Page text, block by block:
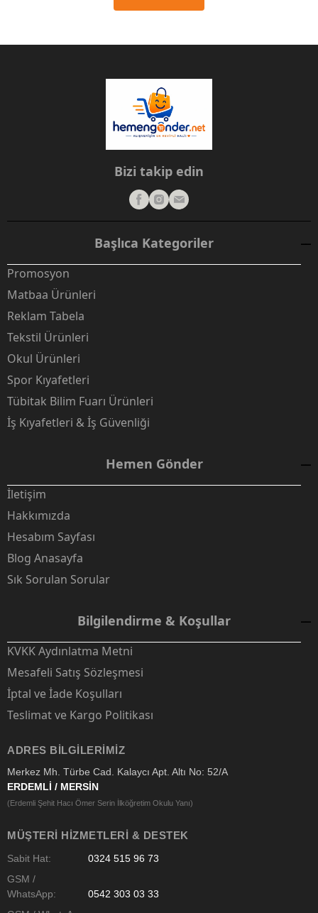
Bizi takip edin
Başlıca Kategoriler
Promosyon
Matbaa Ürünleri
Reklam Tabela
Tekstil Ürünleri
Okul Ürünleri
Spor Kıyafetleri
Tübitak Bilim Fuarı Ürünleri
İş Kıyafetleri & İş Güvenliği
Hemen Gönder
İletişim
Hakkımızda
Hesabım Sayfası
Blog Anasayfa
Sık Sorulan Sorular
Bilgilendirme & Koşullar
KVKK Aydınlatma Metni
Mesafeli Satış Sözleşmesi
İptal ve İade Koşulları
Teslimat ve Kargo Politikası
ADRES BILGILERIMIZ
Merkez Mh. Türbe Cad. Kalaycı Apt. Altı No: 52/A
ERDEMLİ / MERSİN
(Erdemli Şehit Hacı Ömer Serin İlköğretim Okulu Yanı)
MÜŞTERI HIZMETLERI & DESTEK
Sabit Hat:
0324 515 96 73
GSM /
WhatsApp:
0542 303 03 33